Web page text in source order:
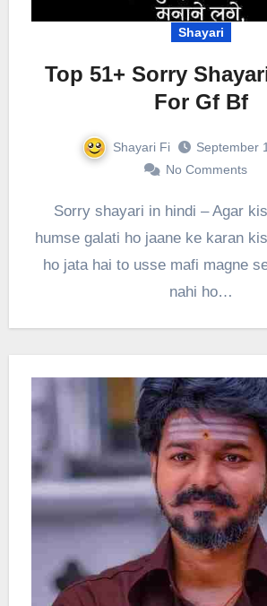
Shayari
Top 51+ Sorry
For Gf Bf
Shayari Fi
September
No Comments
Sorry shayari in hindi – Agar kisi karanwash
humse galati ho jaane ke karan
ho jata hai to usse mafi magne
nahi ho…